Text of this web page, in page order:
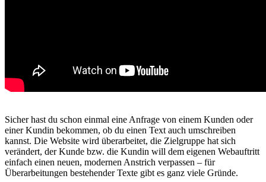
Sicher hast du schon einmal eine Anfrage von einem Kunden oder
einer Kundin bekommen, ob du einen Text auch umschreiben
kannst. Die Website wird überarbeitet, die Zielgruppe hat sich
verändert, der Kunde bzw. die Kundin will dem eigenen Webauftritt
einfach einen neuen, modernen Anstrich verpassen – für
Überarbeitungen bestehender Texte gibt es ganz viele Gründe.